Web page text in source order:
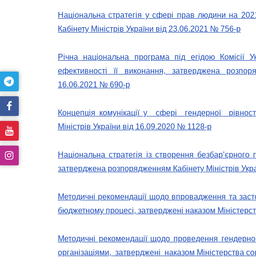
Національна стратегія у сфері прав людини на
Кабінету Міністрів України від 23.06.2021 № 756-р
Річна національна програма під егідою
ефективності її виконання, затверджена
16.06.2021 № 690-р
Концепція комунікації у сфері гендерної
Міністрів України від 16.09.2020 № 1128-р
Національна стратегія із створення
затверджена розпорядженням Кабінету Міністрів
Методичні рекомендації щодо впровадження та
бюджетному процесі, затверджені наказом
Методичні рекомендації щодо проведення
організаціями, затверджені наказом Міністерства